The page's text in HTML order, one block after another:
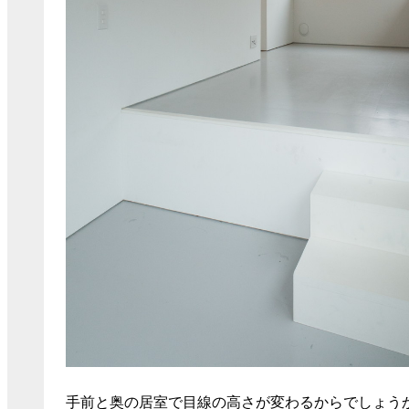
手前と奥の居室で目線の高さが変わるからでしょう